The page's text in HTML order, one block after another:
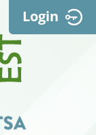
Login